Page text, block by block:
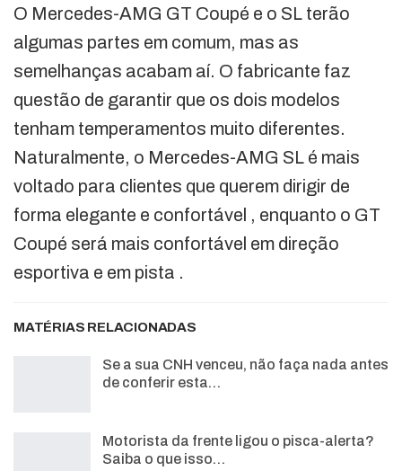
O Mercedes-AMG GT Coupé e o SL terão
algumas partes em comum, mas as
semelhanças acabam aí. O fabricante faz
questão de garantir que os dois modelos
tenham temperamentos muito diferentes.
Naturalmente, o Mercedes-AMG SL é mais
voltado para clientes que querem dirigir de
forma elegante e confortável , enquanto o GT
Coupé será mais confortável em direção
esportiva e em pista .
MATÉRIAS RELACIONADAS
Se a sua CNH venceu, não faça nada antes
de conferir esta…
Motorista da frente ligou o pisca-alerta?
Saiba o que isso…